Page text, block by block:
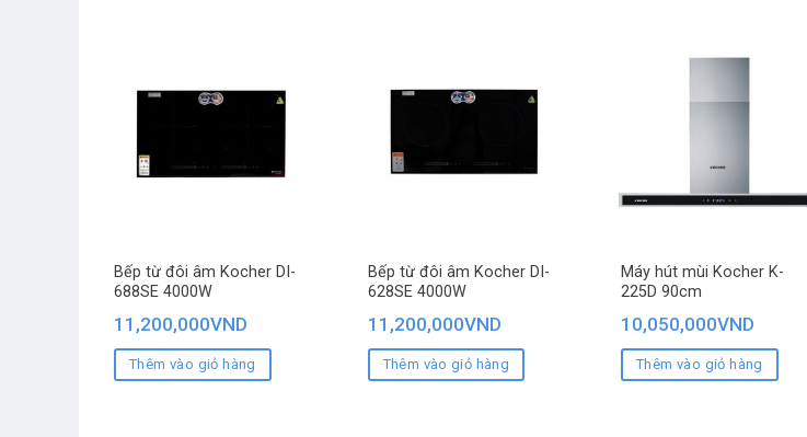
Bếp từ đôi âm Kocher DI-
688SE 4000W
11,200,000VND
Thêm vào giỏ hàng
Bếp từ đôi âm Kocher DI-
628SE 4000W
11,200,000VND
Thêm vào giỏ hàng
Máy hút mùi Kocher K-
225D 90cm
10,050,000VND
Thêm vào giỏ hàng